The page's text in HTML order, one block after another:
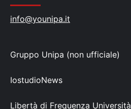
info@younipa.it
Gruppo Unipa (non ufficiale)
IostudioNews
Libertà di Frequenza Università